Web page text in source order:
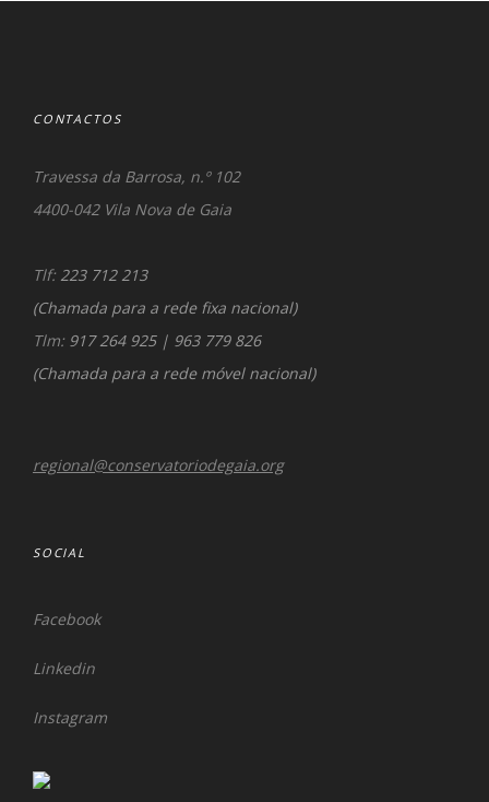
CONTACTOS
Travessa da Barrosa, n.º 102
4400-042 Vila Nova de Gaia
Tlf: 223 712 213
(Chamada para a rede fixa nacional)
Tlm: 917 264 925| 963 779 826
(Chamada para a rede móvel nacional)
regional@conservatoriodegaia.org
SOCIAL
Facebook
Linkedin
Instagram